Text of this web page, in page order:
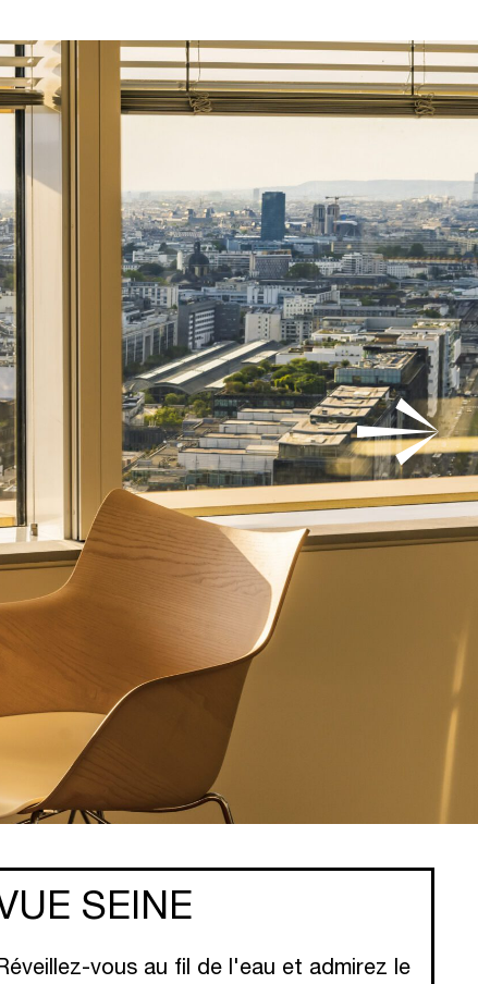
VUE PARIS
SEINE
vous au fil de l'eau et admirez le